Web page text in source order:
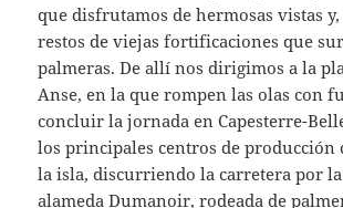
que disfrutamos de hermosas vistas
restos de viejas fortificaciones que
palmeras. De allí nos dirigimos a la
Anse, en la que rompen las olas con
concluir la jornada en Capesterre-
los principales centros de producción
la isla, discurriendo la carretera por
alameda Dumanoir, rodeada de